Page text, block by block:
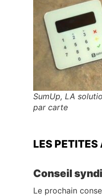
SumUp, LA
par carte
LES PETITES
Conseil
Le prochain